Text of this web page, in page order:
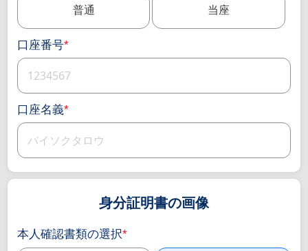
普通 当座
口座番号*
口座名義*
身分証明書の画像
本人確認書類の選択*